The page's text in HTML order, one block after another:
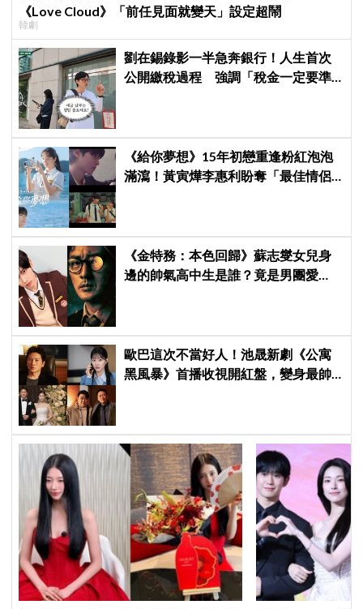
《Love Cloud》「前任見面就變天」設定超鬧
韓劇
劉在錫錄影一半急奔銀行！人生首次
公開繳稅過程 強調「稅金一定要準
《給你夢想》15年初戀重逢粉紅泡泡
滿瀉！黃寅燁李惠利盼奪「最佳情侶
《金特務：本色回歸》蘇志燮女兒身
邊的帥氣高中生是誰？竟是男團愛
歐巴這次不當好人！池晟新劇《公寓
黑風暴》首播收視開紅盤，變身最帥